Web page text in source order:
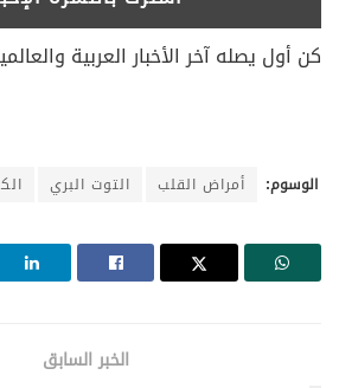
كن أول يصله آخر الأخبار العربية
الوسوم: أمراض القلب التوت البري
الخبر السابق